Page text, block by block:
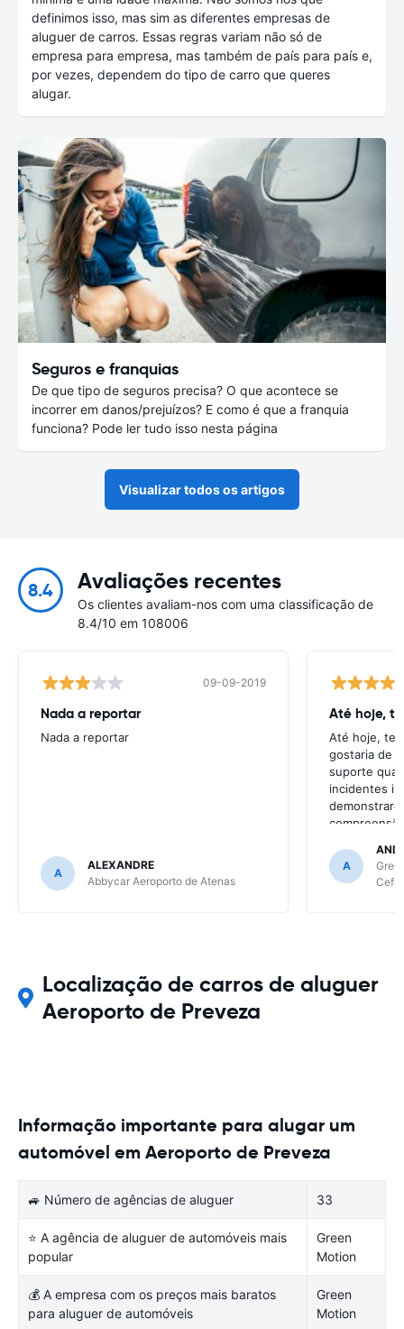
definimos isso, mas sim as diferentes empresas de
aluguer de carros. Essas regras variam não só de
empresa para empresa, mas também de país para país e,
por vezes, dependem do tipo de carro que queres
alugar.
Seguros e franquias
De que tipo de seguros precisa? O que acontece se
incorrer em danos/prejuízos? E como é que a franquia
funciona? Pode ler tudo isso nesta página
Visualizar todos os artigos
8.4 Avaliações recentes
Os clientes avaliam-nos com uma classificação de
8.4/10 em 108006
09-09-2019
Nada a reportar
Nada a reportar
A
ALEXANDRE
Abbycar Aeroporto de Atenas
Até hoje,
Até hoje,
gostaria de
suporte
incidentes
continua a
de site para
A
Localização de carros de aluguer
Aeroporto de Preveza
Informação importante para alugar um
automóvel em Aeroporto de Preveza
🚙 Número de agências de aluguer 33
⭐ A agência de aluguer de automóveis mais
popular
Green
Motion
💰 A empresa com os preços mais baratos
para aluguer de automóveis
Green
Motion